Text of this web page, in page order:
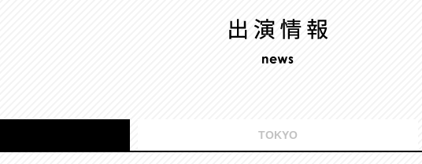
TOKYO